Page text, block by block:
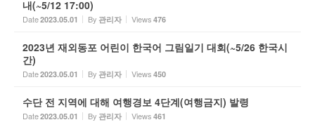
내(~5/12 17:00)
Date2023.05.01 By 관리자 Views 476
2023년 재외동포 어린이 한국어 그림일기 대회(~5/26 한국시
간)
Date2023.05.01 By 관리자 Views 450
수단 전 지역에 대해 여행경보 4단계(여행금지) 발령
Date2023.05.01 By 관리자 Views 461